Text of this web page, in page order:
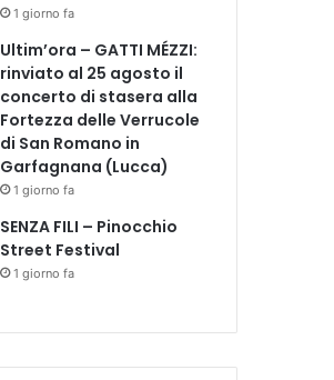
1 giorno fa
Ultim’ora – GATTI MÉZZI:
rinviato al 25 agosto il
concerto di stasera alla
Fortezza delle Verrucole
di San Romano in
Garfagnana (Lucca)
1 giorno fa
SENZA FILI – Pinocchio
Street Festival
1 giorno fa